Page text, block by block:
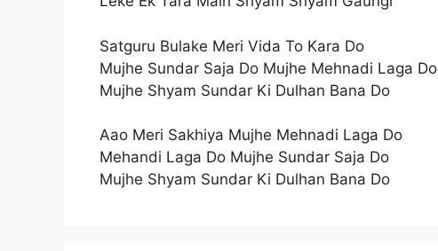
Satguru Bulake Meri Vida To Kara Do
Mujhe Sundar Saja Do Mujhe Mehnadi Laga Do
Mujhe Shyam Sundar Ki Dulhan Bana Do
Aao Meri Sakhiya Mujhe Mehnadi Laga Do
Mehandi Laga Do Mujhe Sundar Saja Do
Mujhe Shyam Sundar Ki Dulhan Bana Do